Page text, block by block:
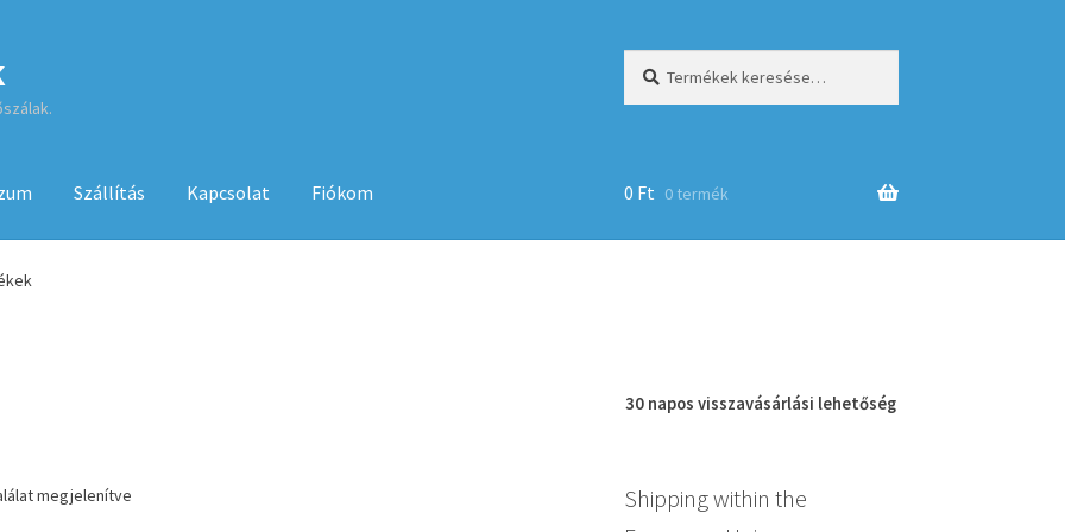
Szállítás Kapcsolat Fiókom
ÁSZF
0 Ft 0 termék
megjelenítve
30 napos visszavásárlási lehetőség
Shipping within the